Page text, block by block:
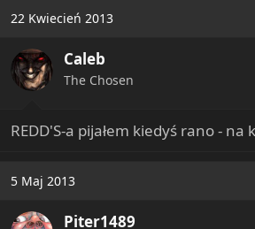
22 Kwiecień 2013
Caleb
The Chosen
REDD'S-a pijałem kiedyś rano - na
5 Maj 2013
Piter1489